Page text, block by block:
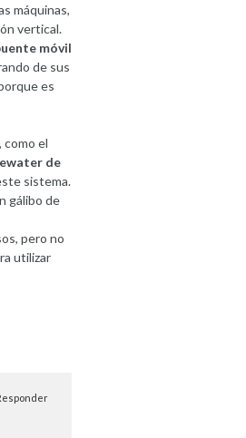
máquinas,
vertical.
móvil
de sus
es
, como el
de
sistema.
gálibo de
pero no
utilizar